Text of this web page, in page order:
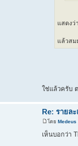
แสดงว่
แล้วสม
ใช่แล้วครับ
Re: รายล
โดย Medeus
เห็นบอกว่า